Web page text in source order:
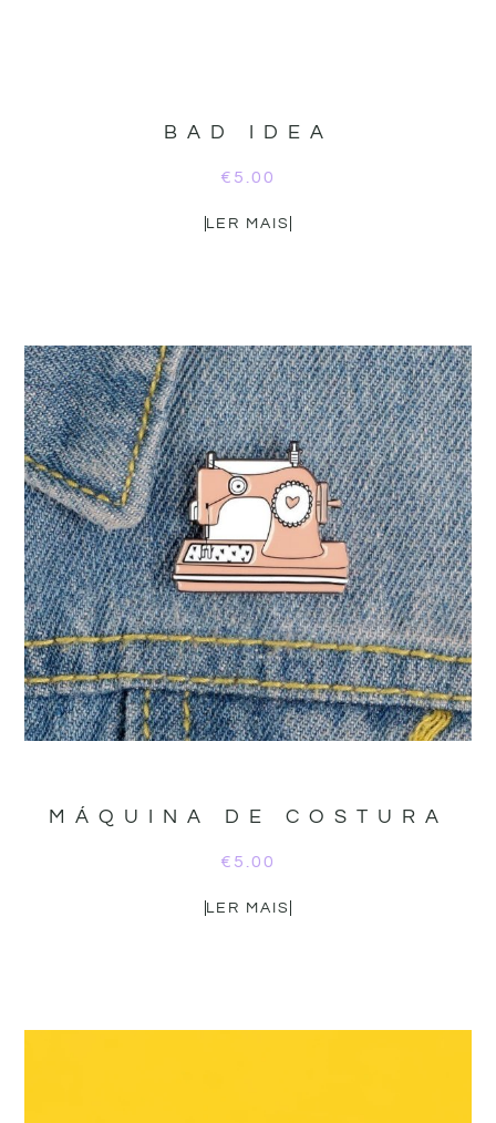
BAD IDEA
€ 5.00
LER MAIS
MÁQUINA DE COSTURA
€ 5.00
LER MAIS